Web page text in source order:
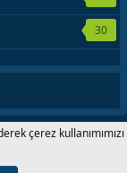
30
Ltd.|Add-Onsby
Rights Reserved.
çerez kullanımımızı